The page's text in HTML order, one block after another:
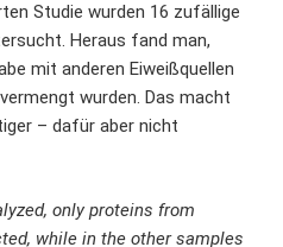
Studie wurden 16 zufällige
Heraus fand man,
mit anderen Eiweißquellen
wurden. Das macht
– dafür aber nicht
only proteins from
while in the other samples